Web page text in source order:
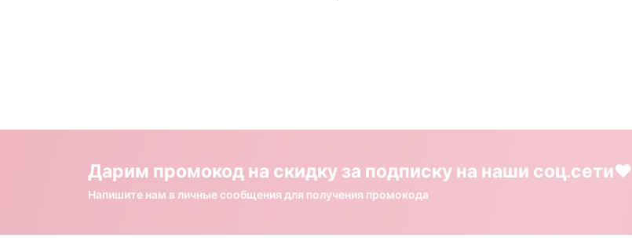
Дарим промокод на скидку за подписку на наши соц.сети❤️
Напишите нам в личные сообщения для получения промокода